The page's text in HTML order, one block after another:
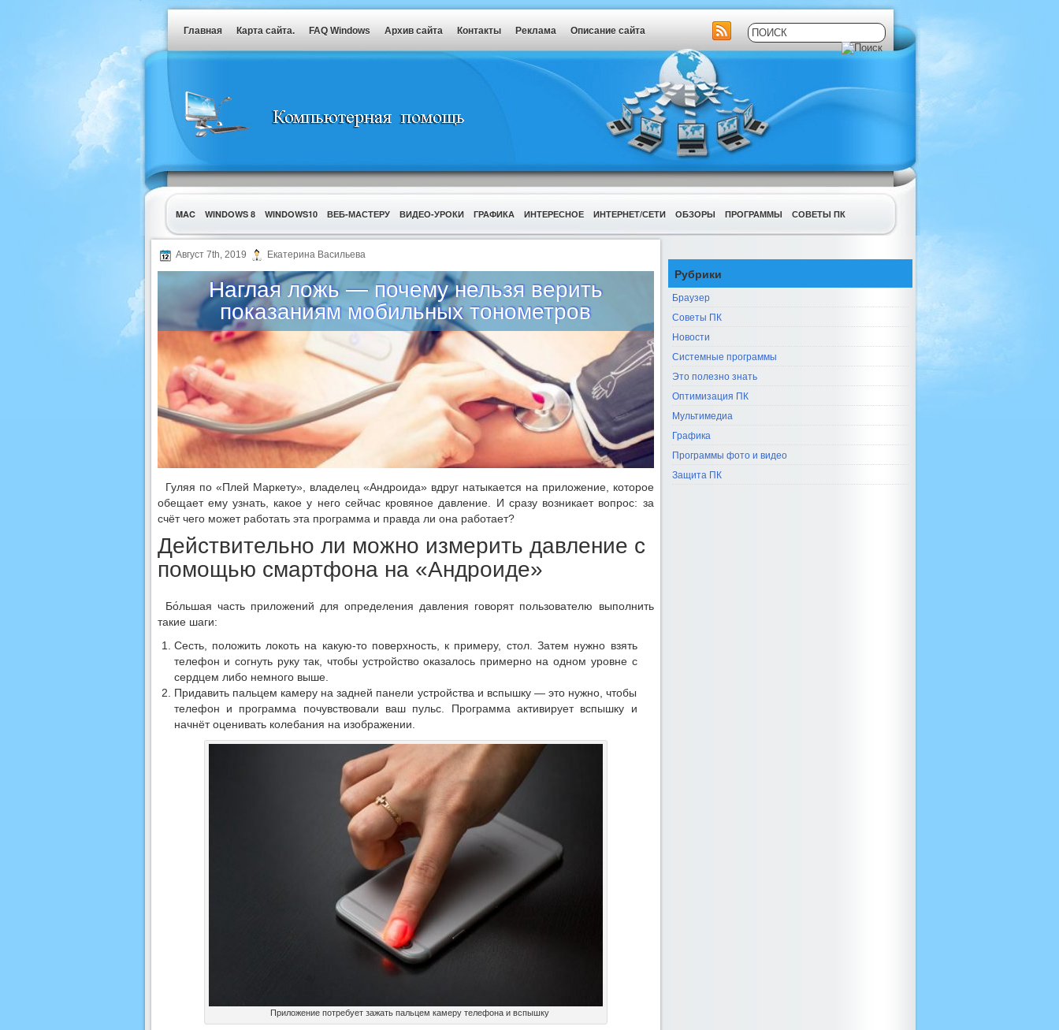
Главная Карта сайта. FAQ Windows Архив сайта Контакты Реклама Описание сайта
MAC WINDOWS 8 WINDOWS10 ВЕБ-МАСТЕРУ ВИДЕО-УРОКИ ГРАФИКА ИНТЕРЕСНОЕ ИНТЕРНЕТ/СЕТИ ОБЗОРЫ ПРОГРАММЫ СОВЕТЫ ПК
УТИЛИТЫ
Август 7th, 2019 Екатерина Васильева
Наглая ложь — почему нельзя верить
показаниям мобильных тонометров
Гуляя по «Плей Маркету», владелец «Андроида» вдруг натыкается на приложение, которое
обещает ему узнать, какое у него сейчас кровяное давление. И сразу возникает вопрос: за
счёт чего может работать эта программа и правда ли она работает?
Действительно ли можно измерить давление с
помощью смартфона на «Андроиде»
Бо́льшая часть приложений для определения давления говорят пользователю выполнить
такие шаги:
Сесть, положить локоть на какую-то поверхность, к примеру, стол. Затем нужно взять
телефон и согнуть руку так, чтобы устройство оказалось примерно на одном уровне с
сердцем либо немного выше.
Придавить пальцем камеру на задней панели устройства и вспышку — это нужно, чтобы
телефон и программа почувствовали ваш пульс. Программа активирует вспышку и
начнёт оценивать колебания на изображении.
Приложение потребует зажать пальцем камеру телефона и вспышку
Рубрики
Браузер
Советы ПК
Новости
Системные программы
Это полезно знать
Оптимизация ПК
Мультимедиа
Графика
Программы фото и видео
Защита ПК